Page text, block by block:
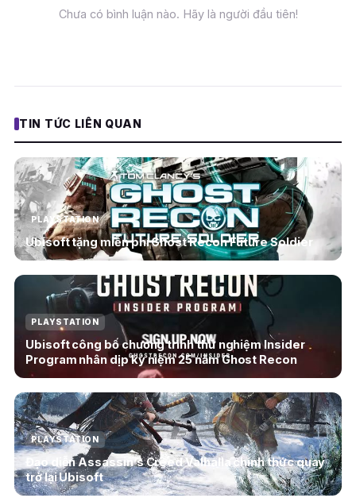
Chưa có bình luận nào. Hãy là người đầu tiên!
TIN TỨC LIÊN QUAN
PLAYSTATION
Ubisoft tặng miễn phí Ghost Recon Future Soldier
PLAYSTATION
Ubisoft công bố chương trình thử nghiệm Insider
Program nhân dịp kỷ niệm 25 năm Ghost Recon
PLAYSTATION
Đạo diễn Assassin’s Creed Valhalla chính thức quay
trở lại Ubisoft